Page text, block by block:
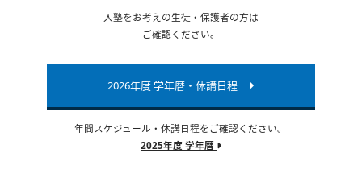
入塾をお考えの生徒・保護者の方は
ご確認ください。
2026年度 学年暦・休講日程
年間スケジュール・休講日程をご確認ください。
2025年度 学年暦